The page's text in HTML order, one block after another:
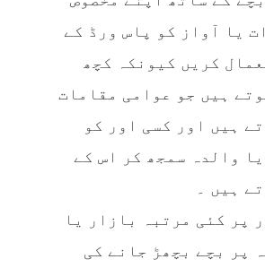
یا آواز کو پاس ورڈ کے
کریں کیونکہ کچھ
ہیں جو عوامی مقامات
ہیں اور کسی اور کو
والدہ سمجھ کر اس کے
ہیں ۔
پر کئی مرتبہ بازار یا
پر بچے بچھڑ جانے کی